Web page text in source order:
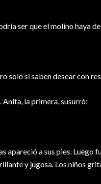
ser que el molino haya
solo si saben desear con
Anita, la primera, susurró:
apareció a sus pies. Luego
y jugosa. Los niños